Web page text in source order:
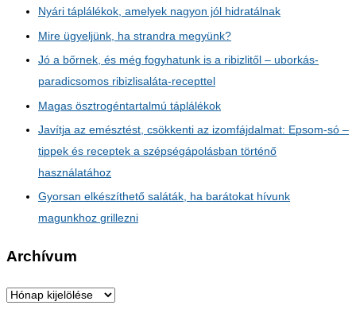
Nyári táplálékok, amelyek nagyon jól hidratálnak
Mire ügyeljünk, ha strandra megyünk?
Jó a bőrnek, és még fogyhatunk is a ribizlitől – uborkás-
paradicsomos ribizlisaláta-recepttel
Magas ösztrogéntartalmú táplálékok
Javítja az emésztést, csökkenti az izomfájdalmat: Epsom-só –
tippek és receptek a szépségápolásban történő
használatához
Gyorsan elkészíthető saláták, ha barátokat hívunk
magunkhoz grillezni
Archívum
A